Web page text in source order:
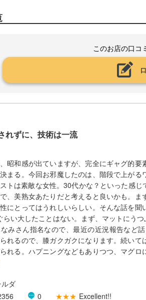
このお店の口コ
れずに、技術は一流
昭和感が出ていますが、完全にギャグ的
まる。今回お邪魔したのは、階段で上が
トは素敵な女性。30代かな？といった感
、美熟女あたりだと考えると良いかも。
にとってはうれしいらしい。そんな話を
らい大したことはない。まず、マットにう
みさん指名なので、最近の近況報告など
れるので、膝ガクガクになります。続いて
れる。ハプニングなどもありつつ、マグ
ダ
0 ★★★ Excellent!!